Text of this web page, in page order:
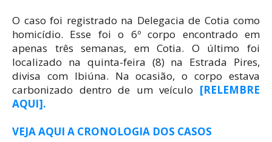
O caso foi registrado na Delegacia de Cotia como
homicídio. Esse foi o 6º corpo encontrado em
apenas três semanas, em Cotia. O último foi
localizado na quinta-feira (8) na Estrada Pires,
divisa com Ibiúna. Na ocasião, o corpo estava
carbonizado dentro de um veículo [RELEMBRE
AQUI].
VEJA AQUI A CRONOLOGIA DOS CASOS